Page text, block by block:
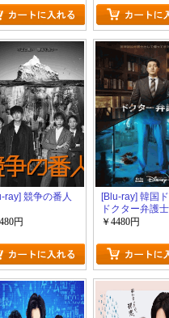
ray] 競争の番人
円
[Blu-ray] 韓国
ドクター弁護士
￥4480円